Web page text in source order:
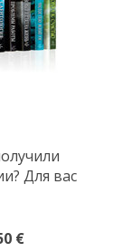
Для вас
€